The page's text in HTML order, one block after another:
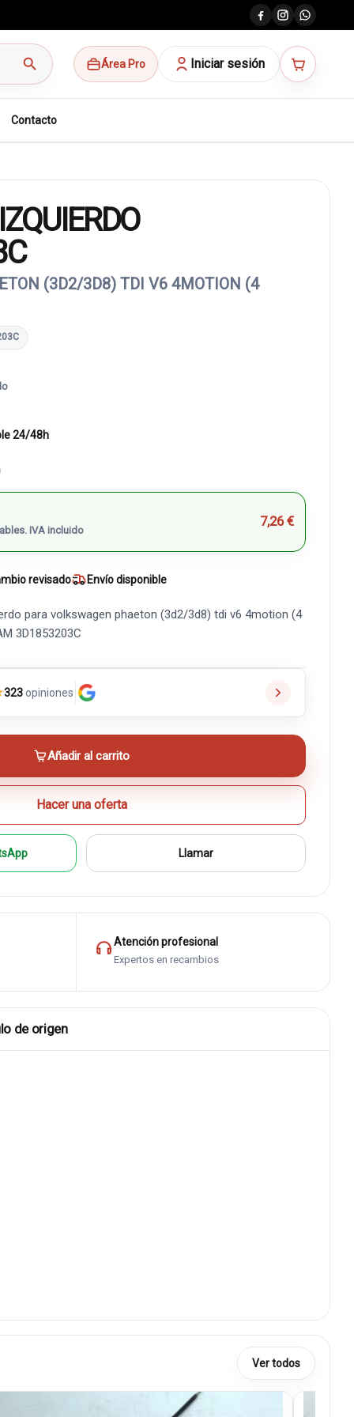
search Área Pro Iniciar sesión
Contacto
(3D2/3D8) TDI V6 4MOTION (4
24/48h
IVA incluido
7,26 €
revisado Envío disponible
para volkswagen phaeton (3d2/3d8) tdi v6 4motion (4
3D1853203C
323opiniones
Añadir al carrito
Hacer una oferta
Llamar
Atención profesional
Expertos en recambios
de origen
Ver todos